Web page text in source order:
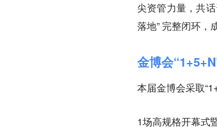
尖资管力量，共
落地” 完整闭环，
金博会
本届金博会采取
1场高规格开幕式